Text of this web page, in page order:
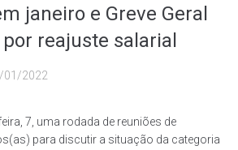
janeiro e Greve Geral
reajuste salarial
01/2022
7, uma rodada de reuniões de
para discutir a situação da categoria